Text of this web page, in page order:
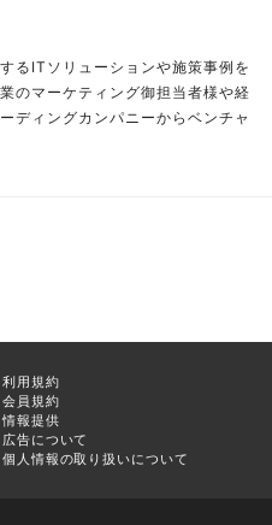
るITソリューションや施策事例を
のマーケティング御担当者様や経
ディングカンパニーからベンチャ
利用規約
会員規約
情報提供
広告について
個人情報の取り扱いについて